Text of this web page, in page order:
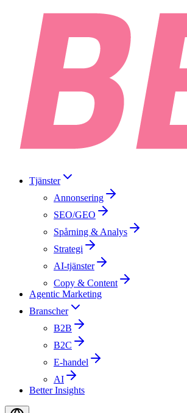
Tjänster
Annonsering
SEO/GEO
Spårning & Analys
Strategi
AI-tjänster
Copy & Content
Agentic Marketing
Branscher
B2B
B2C
E-handel
AI
Better Insights